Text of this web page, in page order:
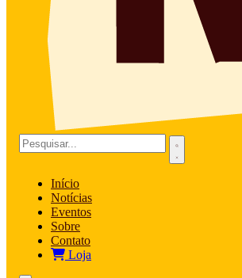
Início
Notícias
Eventos
Sobre
Contato
Loja